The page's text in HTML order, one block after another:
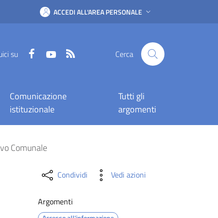
ACCEDI ALL'AREA PERSONALE
su FacebookYouTube Cerca
Comunicazione
istituzionale
Tutti gli
argomenti
del Centro
Comunale
Condividi Vedi azioni
Argomenti